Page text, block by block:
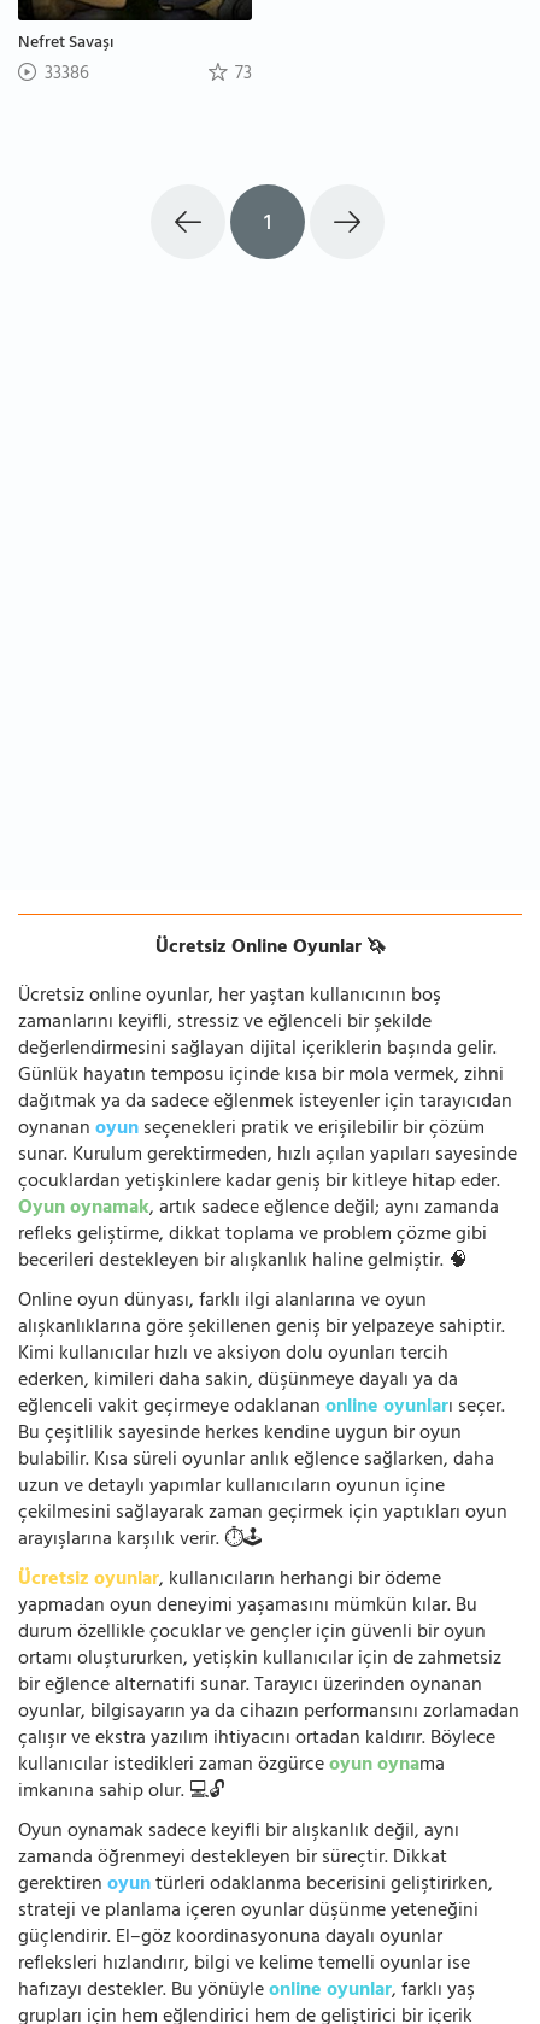
Nefret Savaşı
33386 73
1
Ücretsiz Online Oyunlar 🦄
Ücretsiz online oyunlar, her yaştan kullanıcının boş
zamanlarını keyifli, stressiz ve eğlenceli bir şekilde
değerlendirmesini sağlayan dijital içeriklerin başında gelir.
Günlük hayatın temposu içinde kısa bir mola vermek, zihni
dağıtmak ya da sadece eğlenmek isteyenler için tarayıcıdan
oynananoyunseçenekleri pratik ve erişilebilir bir çözüm
sunar. Kurulum gerektirmeden, hızlı açılan yapıları sayesinde
çocuklardan yetişkinlere kadar geniş bir kitleye hitap eder.
Oyun oynamak, artık sadece eğlence değil; aynı zamanda
refleks geliştirme, dikkat toplama ve problem çözme gibi
becerileri destekleyen bir alışkanlık haline gelmiştir. 🧠
Online oyun dünyası, farklı ilgi alanlarına ve oyun
alışkanlıklarına göre şekillenen geniş bir yelpazeye sahiptir.
Kimi kullanıcılar hızlı ve aksiyon dolu oyunları tercih
ederken, kimileri daha sakin, düşünmeye dayalı ya da
eğlenceli vakit geçirmeye odaklananonline oyunları seçer.
Bu çeşitlilik sayesinde herkes kendine uygun bir oyun
bulabilir. Kısa süreli oyunlar anlık eğlence sağlarken, daha
uzun ve detaylı yapımlar kullanıcıların oyunun içine
çekilmesini sağlayarak zaman geçirmek için yaptıkları oyun
arayışlarına karşılık verir. ⏱️🕹️
Ücretsiz oyunlar, kullanıcıların herhangi bir ödeme
yapmadan oyun deneyimi yaşamasını mümkün kılar. Bu
durum özellikle çocuklar ve gençler için güvenli bir oyun
ortamı oluştururken, yetişkin kullanıcılar için de zahmetsiz
bir eğlence alternatifi sunar. Tarayıcı üzerinden oynanan
oyunlar, bilgisayarın ya da cihazın performansını zorlamadan
çalışır ve ekstra yazılım ihtiyacını ortadan kaldırır. Böylece
kullanıcılar istedikleri zaman özgürceoyun oynama
imkanına sahip olur. 💻🔓
Oyun oynamak sadece keyifli bir alışkanlık değil, aynı
zamanda öğrenmeyi destekleyen bir süreçtir. Dikkat
gerektirenoyuntürleri odaklanma becerisini geliştirirken,
strateji ve planlama içeren oyunlar düşünme yeteneğini
güçlendirir. El–göz koordinasyonuna dayalı oyunlar
refleksleri hızlandırır, bilgi ve kelime temelli oyunlar ise
hafızayı destekler. Bu yönüyleonline oyunlar, farklı yaş